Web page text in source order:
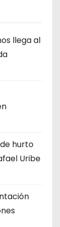
llega al
hurto
Uribe